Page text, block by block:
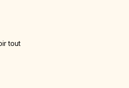
tout